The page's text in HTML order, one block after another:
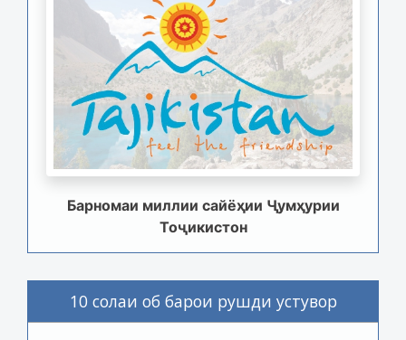
Барномаи миллии сайёҳии Ҷумҳурии
Тоҷикистон
10 солаи об барои рушди устувор